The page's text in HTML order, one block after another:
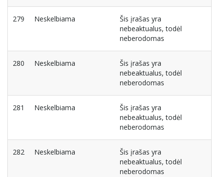
279 Neskelbiama
Šis įrašas yra
nebeaktualus, todėl
neberodomas
280 Neskelbiama
Šis įrašas yra
nebeaktualus, todėl
neberodomas
281 Neskelbiama
Šis įrašas yra
nebeaktualus, todėl
neberodomas
282 Neskelbiama
Šis įrašas yra
nebeaktualus, todėl
neberodomas